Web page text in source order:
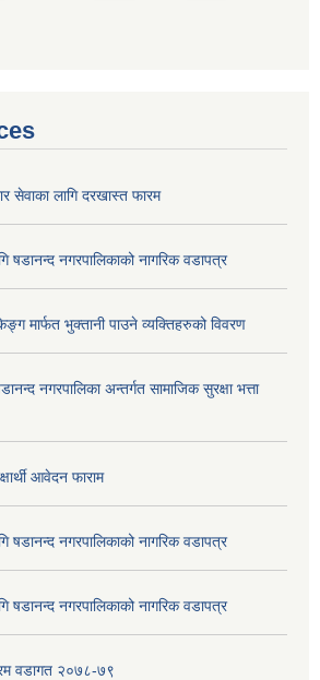
सेवाका लागि दरखास्त फारम
नगरपालिकाको नागरिक वडापत्र
मार्फत भुक्तानी पाउने व्यक्तिहरुको विवरण
नगरपालिका अन्तर्गत सामाजिक सुरक्षा भत्ता
आवेदन फाराम
नगरपालिकाको नागरिक वडापत्र
नगरपालिकाको नागरिक वडापत्र
वडागत २०७८-७९